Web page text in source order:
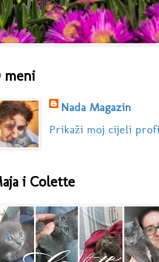
meni
Nada Magazin
Prikaži moj cijeli
i Colette